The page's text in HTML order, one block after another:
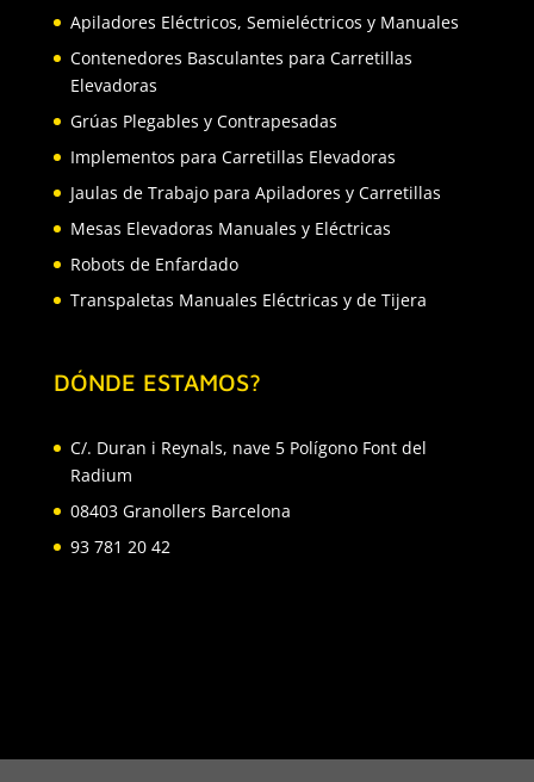
Apiladores Eléctricos, Semieléctricos y Manuales
Contenedores Basculantes para Carretillas
Elevadoras
Grúas Plegables y Contrapesadas
Implementos para Carretillas Elevadoras
Jaulas de Trabajo para Apiladores y Carretillas
Mesas Elevadoras Manuales y Eléctricas
Robots de Enfardado
Transpaletas Manuales Eléctricas y de Tijera
DÓNDE ESTAMOS?
C/. Duran i Reynals, nave 5 Polígono Font del
Radium
08403 Granollers Barcelona
93 781 20 42